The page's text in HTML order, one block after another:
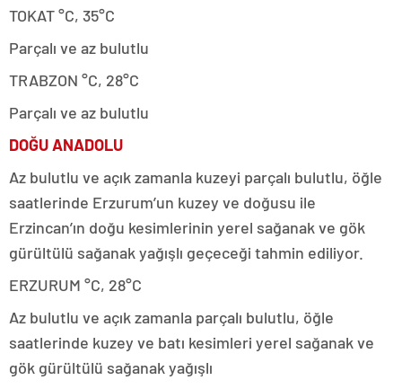
TOKAT °C, 35°C
Parçalı ve az bulutlu
TRABZON °C, 28°C
Parçalı ve az bulutlu
DOĞU ANADOLU
Az bulutlu ve açık zamanla kuzeyi parçalı bulutlu, öğle
saatlerinde Erzurum’un kuzey ve doğusu ile
Erzincan’ın doğu kesimlerinin yerel sağanak ve gök
gürültülü sağanak yağışlı geçeceği tahmin ediliyor.
ERZURUM °C, 28°C
Az bulutlu ve açık zamanla parçalı bulutlu, öğle
saatlerinde kuzey ve batı kesimleri yerel sağanak ve
gök gürültülü sağanak yağışlı